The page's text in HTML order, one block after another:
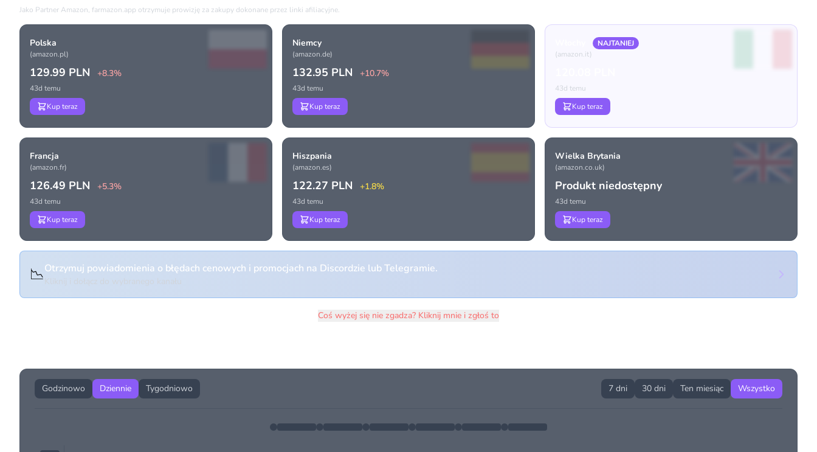
Jako Partner Amazon, farmazon.app otrzymuje prowizję za zakupy dokonane przez linki afiliacyjne.
Polska
(amazon.pl)
129.99 PLN +8.3%
43d temu
Kup teraz
Niemcy
(amazon.de)
132.95 PLN +10.7%
43d temu
Kup teraz
NAJTANIEJ
(amazon.it)
43d temu
Kup teraz
Francja
(amazon.fr)
126.49 PLN +5.3%
43d temu
Kup teraz
Hiszpania
(amazon.es)
122.27 PLN +1.8%
43d temu
Kup teraz
Wielka Brytania
(amazon.co.uk)
Produkt niedostępny
43d temu
Kup teraz
📉Otrzymuj powiadomienia o błędach cenowych i promocjach na Discordzie lub Telegramie.
Coś wyżej się nie zgadza? Kliknij mnie i zgłoś to
Godzinowo Dziennie Tygodniowo 7 dni 30 dni Ten miesiąc Wszystko